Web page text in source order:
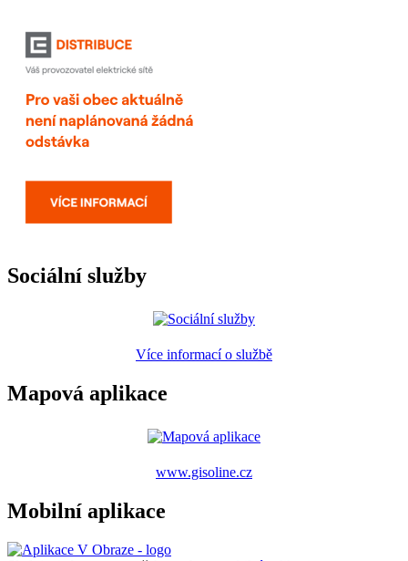
Sociální služby
Více informací o službě
Mapová aplikace
www.gisoline.cz
Mobilní aplikace